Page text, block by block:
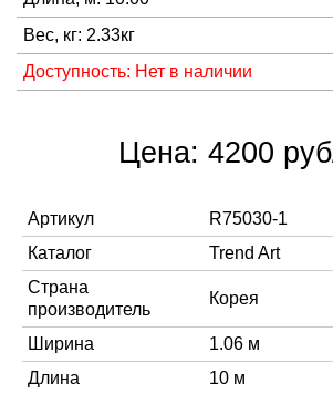
Вес, кг: 2.33кг
Доступность: Нет в наличии
Цена: 4200
Артикул
R75030-1
Каталог
Trend Art
Страна
производитель
Корея
Ширина
1.06 м
Длина
10 м